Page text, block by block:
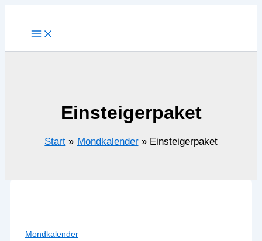
Einsteigerpaket
Start Mondkalender Einsteigerpaket
Mondkalender